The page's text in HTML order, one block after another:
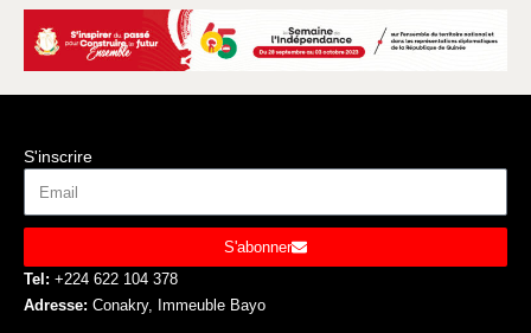
S'inscrire
S'abonner
Tel: +224 622 104 378
Adresse: Conakry, Immeuble Bayo